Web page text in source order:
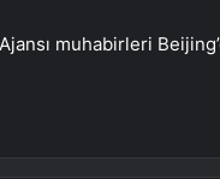
muhabirleri